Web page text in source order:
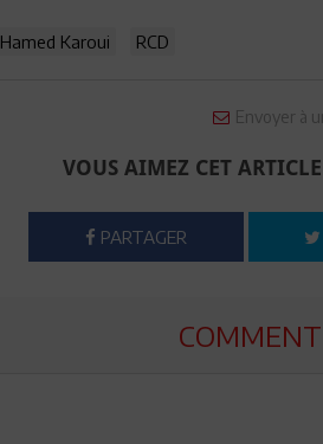
Hamed Karoui RCD
Envoyer à
VOUS AIMEZ CET
PARTAGER